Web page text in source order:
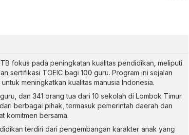
fokus pada peningkatan kualitas pendidikan, meliputi
sertifikasi TOEIC bagi 100 guru. Program ini sejalan
meningkatkan kualitas manusia Indonesia.
dan 341 orang tua dari 10 sekolah di Lombok Timur
berbagai pihak, termasuk pemerintah daerah dan
komitmen bersama.
terdiri dari pengembangan karakter anak yang